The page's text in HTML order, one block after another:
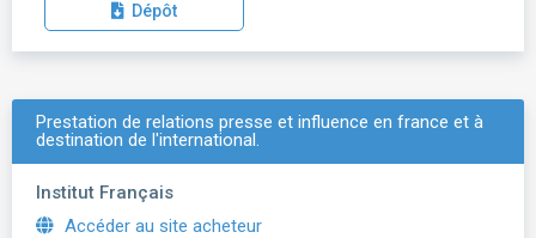
Dépôt
Prestation de relations presse et influence en france et à
destination de l'international.
Institut Français
Accéder au site acheteur